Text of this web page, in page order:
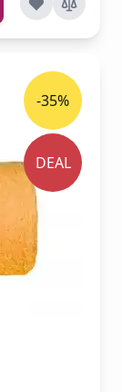
-35%
DEAL